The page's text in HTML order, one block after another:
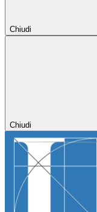
Chiudi
Chiudi